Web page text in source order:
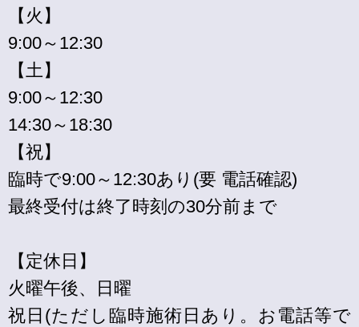
【火】
9:00～12:30
【土】
9:00～12:30
14:30～18:30
【祝】
臨時で9:00～12:30あり(要 電話確認)
最終受付は終了時刻の30分前まで
【定休日】
火曜午後、日曜
祝日(ただし臨時施術日あり。お電話等で